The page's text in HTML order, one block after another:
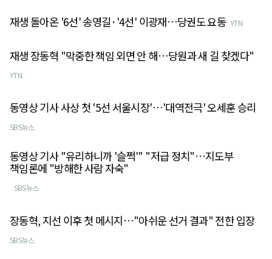
재생 돌아온 '6선' 송영길·'4선' 이광재…당권도 요동 YTN
재생 장동혁 "막중한 책임 외면 안 해…당원과 새 길 찾겠다"
YTN
동영상 기사 사상 첫 '5선 서울시장'…'대역전극' 오세훈 승리
SBS뉴스
동영상 기사 "유리하니까 '슬쩍'" "저급 정치"…지도부
책임론에 "방해한 사람 자숙"
SBS뉴스
장동혁, 지선 이후 첫 메시지…"아쉬운 선거 결과" 전한 입장
SBS뉴스